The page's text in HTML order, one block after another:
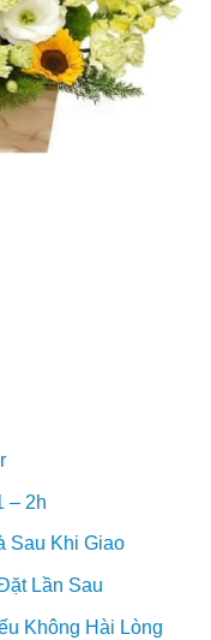
– 2h
Sau Khi Giao
Lần Sau
Không Hài Lòng